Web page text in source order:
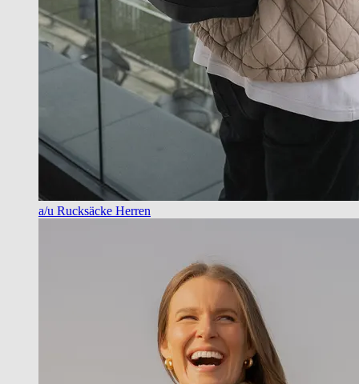
a/u Rucksäcke Herren